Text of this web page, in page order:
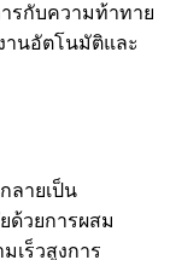
ารกับความท้าทาย
านอัตโนมัติและ
ลายเป็น
ด้วยการผสม
เร็วสูงการ